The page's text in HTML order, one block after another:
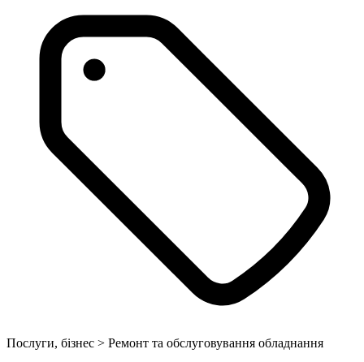
Послуги, бізнес > Ремонт та обслуговування обладнання